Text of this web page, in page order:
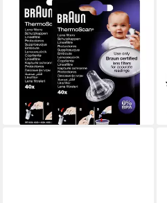
BRAUN
Fieberthermometer Braun
ThermoScan Schutzkappen
40 Stück - Für Thermoscan
Thermometer (2
16,14 €
(8,07 €/ 1 Stk)
lieferbar - in 3-4 Werktagen bei dir